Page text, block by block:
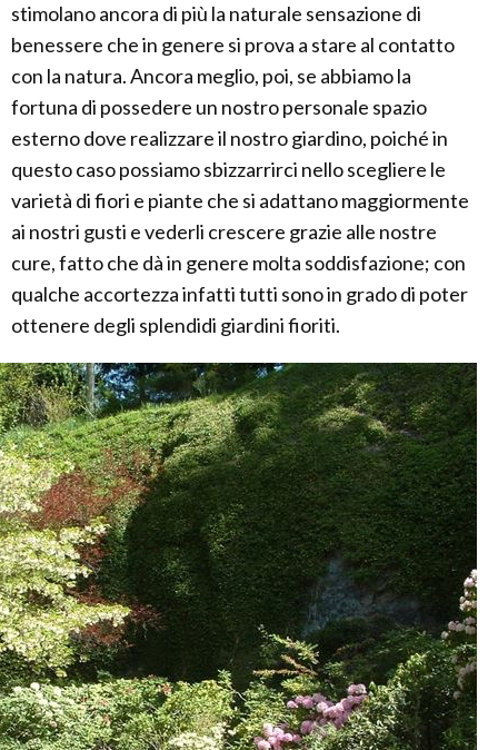
stimolano ancora di più la naturale sensazione di
benessere che in genere si prova a stare al contatto
con la natura. Ancora meglio, poi, se abbiamo la
fortuna di possedere un nostro personale spazio
esterno dove realizzare il nostro giardino, poiché in
questo caso possiamo sbizzarrirci nello scegliere le
varietà di fiori e piante che si adattano maggiormente
ai nostri gusti e vederli crescere grazie alle nostre
cure, fatto che dà in genere molta soddisfazione; con
qualche accortezza infatti tutti sono in grado di poter
ottenere degli splendidi giardini fioriti.